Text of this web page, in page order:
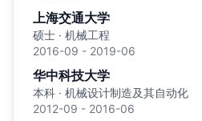
上海交通大学
硕士 · 机械工程
2016-09 - 2019-06
华中科技大学
本科 · 机械设计制造及其自动化
2012-09 - 2016-06